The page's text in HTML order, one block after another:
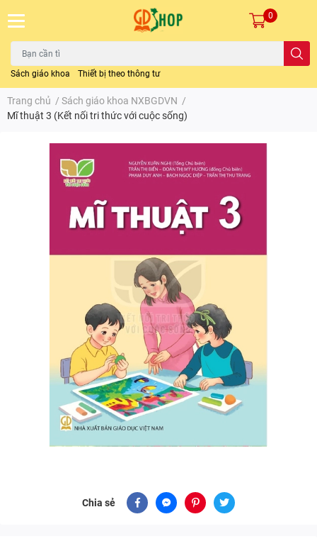
Sách giáo khoa Thiết bị theo thông tư
0
Trang chủ / Sách giáo khoa NXBGDVN /
Mĩ thuật 3 (Kết nối tri thức với cuộc sống)
Chia sẻ